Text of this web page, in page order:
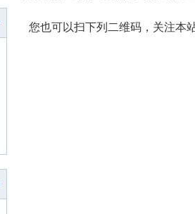
您也可以扫下列二维码，关注本